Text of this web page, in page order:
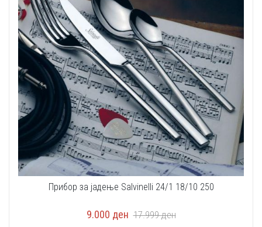
Прибор за јадење Salvinelli 24/1 18/10 250
9.000 ден 17.999ден